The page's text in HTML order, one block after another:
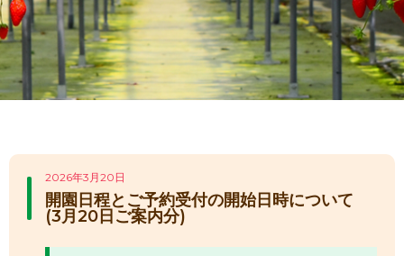
2026年3月20日
開園日程とご予約受付の開始日時について
(3月20日ご案内分)